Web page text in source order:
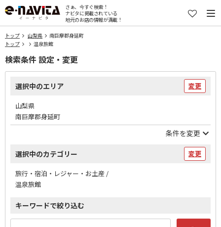
さぁ、今すぐ検索！
ナビタに掲載されている
地元のお店の情報が満載！
トップ 山梨県
南巨摩郡身延町
トップ
温泉旅館
検索条件 設定・変更
選択中のエリア 変更
山梨県
南巨摩郡身延町
条件を変更
選択中のカテゴリー 変更
旅行・宿泊・レジャー・お土産 /
温泉旅館
キーワードで絞り込む